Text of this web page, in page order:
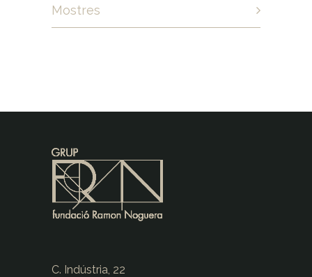
Mostres
C. Indústria, 22